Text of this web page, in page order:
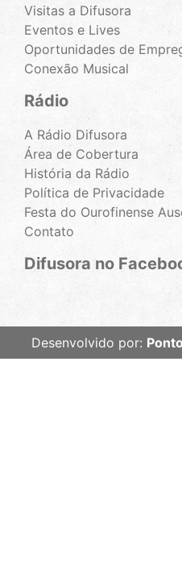
Visitas a Difusora
Eventos e Lives
Oportunidades de
Conexão Musical
Rádio
A Rádio Difusora
Área de Cobertura
História da Rádio
Política de Privacidade
Festa do Ourofinense
Contato
Difusora no
Desenvolvido por: